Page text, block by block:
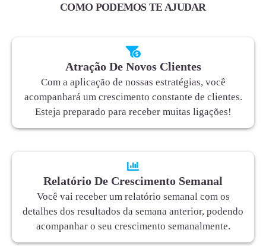
COMO PODEMOS TE AJUDAR
Atração De Novos Clientes
Com a aplicação de nossas estratégias, você
acompanhará um crescimento constante de clientes.
Esteja preparado para receber muitas ligações!
Relatório De Crescimento Semanal
Você vai receber um relatório semanal com os
detalhes dos resultados da semana anterior, podendo
acompanhar o seu crescimento semanalmente.